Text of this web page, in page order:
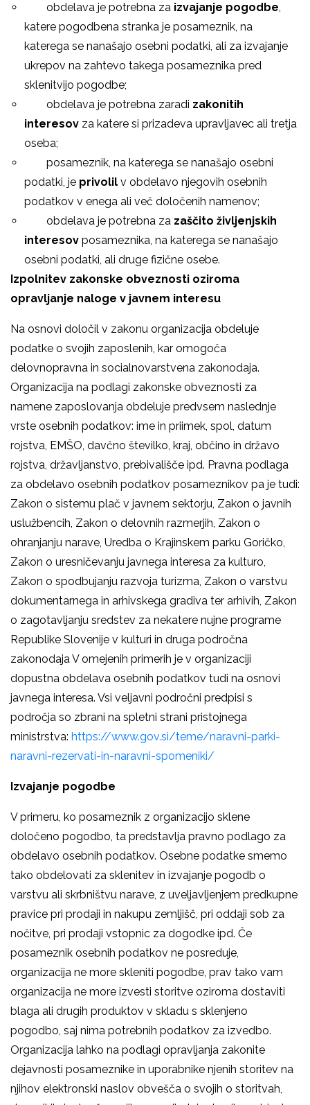
­ obdelava je potrebna za izvajanje pogodbe,
katere pogodbena stranka je posameznik, na
katerega se nanašajo osebni podatki, ali za izvajanje
ukrepov na zahtevo takega posameznika pred
sklenitvijo pogodbe;
­ obdelava je potrebna zaradi zakonitih
interesov za katere si prizadeva upravljavec ali tretja
oseba;
­ posameznik, na katerega se nanašajo osebni
podatki, je privolil v obdelavo njegovih osebnih
podatkov v enega ali več določenih namenov;
­ obdelava je potrebna za zaščito življenjskih
interesov posameznika, na katerega se nanašajo
osebni podatki, ali druge fizične osebe.
Izpolnitev zakonske obveznosti oziroma
opravljanje naloge v javnem interesu
Na osnovi določil v zakonu organizacija obdeluje
podatke o svojih zaposlenih, kar omogoča
delovnopravna in socialnovarstvena zakonodaja.
Organizacija na podlagi zakonske obveznosti za
namene zaposlovanja obdeluje predvsem naslednje
vrste osebnih podatkov: ime in priimek, spol, datum
rojstva, EMŠO, davčno številko, kraj, občino in državo
rojstva, državljanstvo, prebivališče ipd. Pravna podlaga
za obdelavo osebnih podatkov posameznikov pa je tudi:
Zakon o sistemu plač v javnem sektorju, Zakon o javnih
uslužbencih, Zakon o delovnih razmerjih, Zakon o
ohranjanju narave, Uredba o Krajinskem parku Goričko,
Zakon o uresničevanju javnega interesa za kulturo,
Zakon o spodbujanju razvoja turizma, Zakon o varstvu
dokumentarnega in arhivskega gradiva ter arhivih, Zakon
o zagotavljanju sredstev za nekatere nujne programe
Republike Slovenije v kulturi in druga področna
zakonodaja V omejenih primerih je v organizaciji
dopustna obdelava osebnih podatkov tudi na osnovi
javnega interesa. Vsi veljavni področni predpisi s
področja so zbrani na spletni strani pristojnega
ministrstva: https://www.gov.si/teme/naravni-parki-
naravni-rezervati-in-naravni-spomeniki/
Izvajanje pogodbe
V primeru, ko posameznik z organizacijo sklene
določeno pogodbo, ta predstavlja pravno podlago za
obdelavo osebnih podatkov. Osebne podatke smemo
tako obdelovati za sklenitev in izvajanje pogodb o
varstvu ali skrbništvu narave, z uveljavljenjem predkupne
pravice pri prodaji in nakupu zemljišč, pri oddaji sob za
nočitve, pri prodaji vstopnic za dogodke ipd. Če
posameznik osebnih podatkov ne posreduje,
organizacija ne more skleniti pogodbe, prav tako vam
organizacija ne more izvesti storitve oziroma dostaviti
blaga ali drugih produktov v skladu s sklenjeno
pogodbo, saj nima potrebnih podatkov za izvedbo.
Organizacija lahko na podlagi opravljanja zakonite
dejavnosti posameznike in uporabnike njenih storitev na
njihov elektronski naslov obvešča o svojih o storitvah,